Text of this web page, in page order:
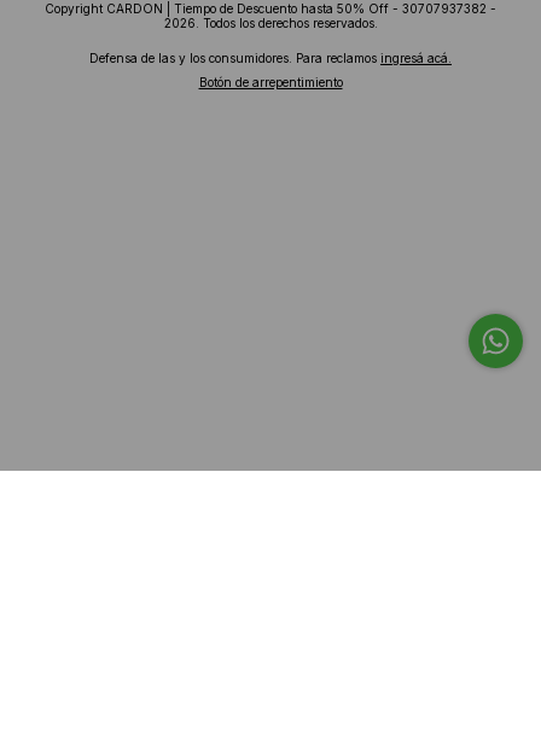
Copyright CARDON | Tiempo de Descuento hasta 50% Off - 30707937382 -
2026. Todos los derechos reservados.
Defensa de las y los consumidores. Para reclamos ingresá acá.
Botón de arrepentimiento